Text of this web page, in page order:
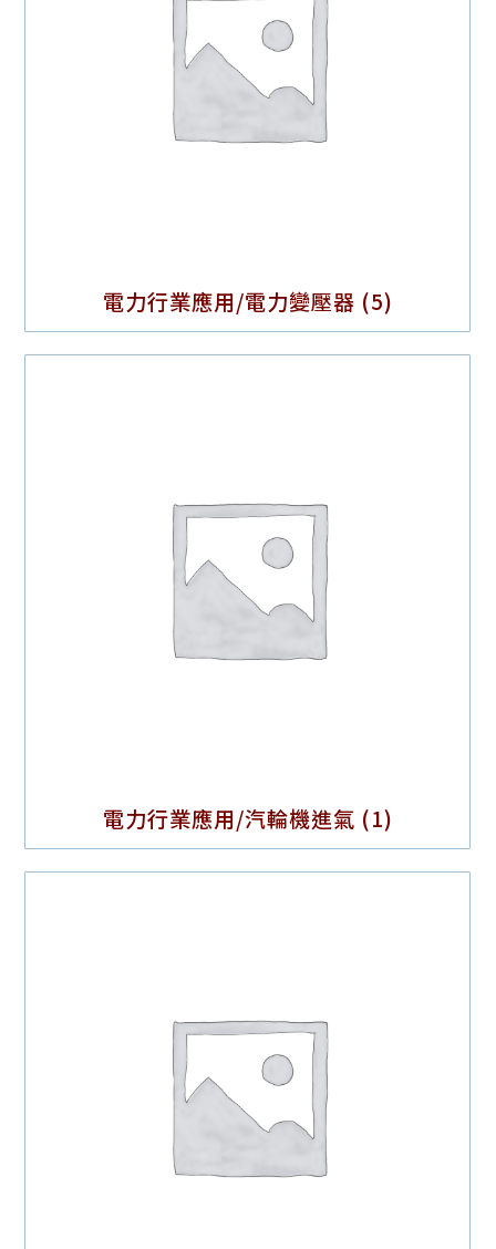
電力行業應用/電力變壓器 (5)
電力行業應用/汽輪機進氣 (1)